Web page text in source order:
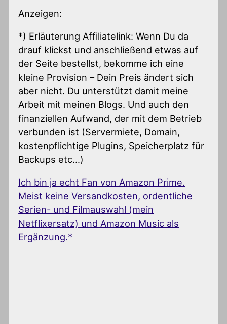
Anzeigen:
*) Erläuterung Affiliatelink: Wenn Du da
drauf klickst und anschließend etwas auf
der Seite bestellst, bekomme ich eine
kleine Provision – Dein Preis ändert sich
aber nicht. Du unterstützt damit meine
Arbeit mit meinen Blogs. Und auch den
finanziellen Aufwand, der mit dem Betrieb
verbunden ist (Servermiete, Domain,
kostenpflichtige Plugins, Speicherplatz für
Backups etc…)
Ich bin ja echt Fan von Amazon Prime.
Meist keine Versandkosten, ordentliche
Serien- und Filmauswahl (mein
Netflixersatz) und Amazon Music als
Ergänzung.